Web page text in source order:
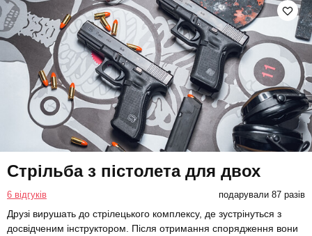
Стрільба з пістолета для двох
6 відгуків подарували 87 разів
Друзі вирушать до стрілецького комплексу, де зустрінуться з
досвідченим інструктором. Після отримання спорядження вони